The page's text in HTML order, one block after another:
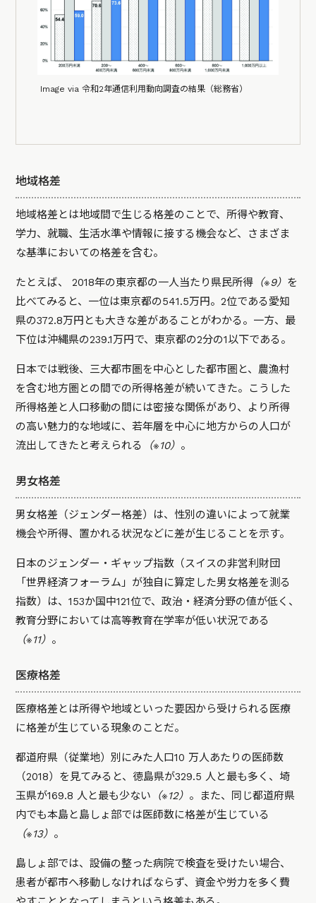
Image via 令和2年通信利用動向調査の結果（総務省）
地域格差
地域格差とは地域間で生じる格差のことで、所得や教育、
学力、就職、生活水準や情報に接する機会など、さまざま
な基準においての格差を含む。
たとえば、 2018年の東京都の一人当たり県民所得 （※9） を
比べてみると、一位は東京都の541.5万円。2位である愛知
県の372.8万円とも大きな差があることがわかる。一方、最
下位は沖縄県の239.1万円で、東京都の2分の1以下である。
日本では戦後、三大都市圏を中心とした都市圏と、農漁村
を含む地方圏との間での所得格差が続いてきた。こうした
所得格差と人口移動の間には密接な関係があり、より所得
の高い魅力的な地域に、若年層を中心に地方からの人口が
流出してきたと考えられる
（※10） 。
男女格差
男女格差（ジェンダー格差）は、性別の違いによって就業
機会や所得、置かれる状況などに差が生じることを示す。
日本のジェンダー・ギャップ指数（スイスの非営利財団
「世界経済フォーラム」が独自に算定した男女格差を測る
指数）は、153か国中121位で、政治・経済分野の値が低く、
教育分野においては高等教育在学率が低い状況である
（※11） 。
医療格差
医療格差とは所得や地域といった要因から受けられる医療
に格差が生じている現象のことだ。
都道府県（従業地）別にみた人口10 万人あたりの医師数
（2018）を見てみると、徳島県が329.5 人と最も多く、埼
玉県が169.8 人と最も少ない （※12） 。また、同じ都道府県
内でも本島と島しょ部では医師数に格差が生じている
（※13） 。
島しょ部では、設備の整った病院で検査を受けたい場合、
患者が都市へ移動しなければならず、資金や労力を多く費